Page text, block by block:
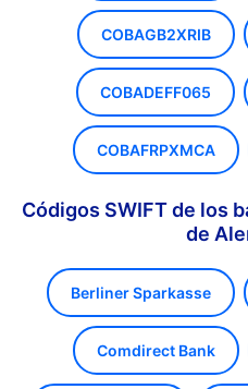
COBAGB2XRIB
COBADEFF065
COBAFRPXMCA
Códigos SWIFT de los
de
Berliner Sparkasse
Comdirect Bank